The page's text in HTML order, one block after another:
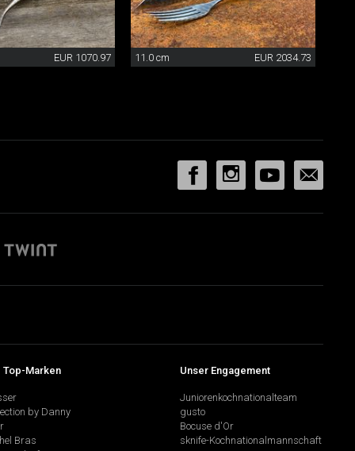
EUR 1070.97 11.0 cm EUR 2034.73
Top-Marken
by Danny
Bras
Unser Engagement
Juniorenkochnationalteam
gusto
Bocuse d'Or
sknife-Kochnationalmannschaft